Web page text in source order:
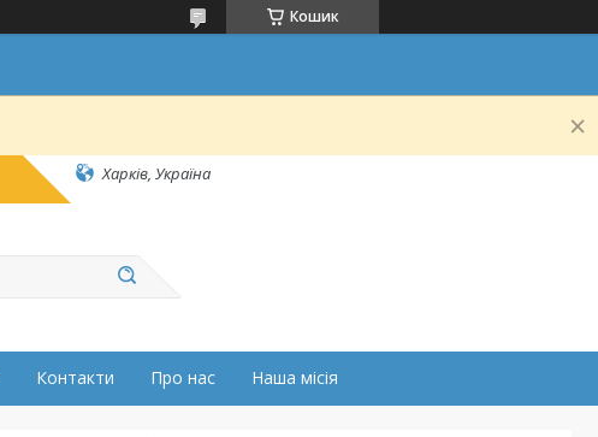
Кошик
Харків, Україна
Контакти Про нас Наша місія